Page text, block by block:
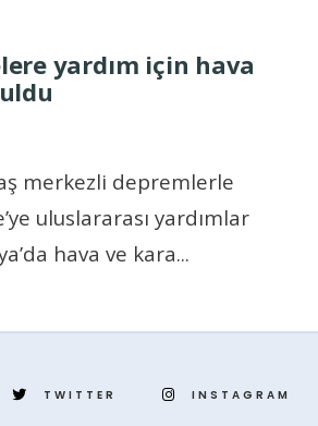
yardım için hava
merkezli depremlerle
uluslararası yardımlar
hava ve kara...
TWITTER INSTAGRAM